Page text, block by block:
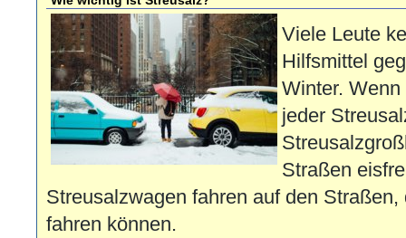
Viele Leute
Hilfsmittel
Winter.
jeder
Straßen
Streusalzwagen fahren auf den
fahren können.